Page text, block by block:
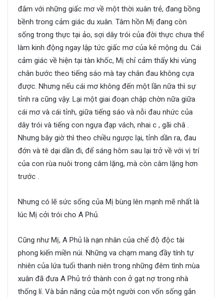
đắm với những giấc mơ về một thời xuân trẻ, đang bồng
bềnh trong cảm giác du xuân. Tâm hồn Mị đang còn
sống trong thực tại ảo, sợi dây trói của đời thực chưa thể
làm kinh động ngay lập tức giấc mơ của kẻ mộng du. Cái
cảm giác về hiện tại tàn khốc, Mị chỉ cảm thấy khi vùng
chân bước theo tiếng sáo mà tay chân đau không cựa
được. Nhưng nếu cái mơ không đến một lần nữa thì sự
tỉnh ra cũng vậy. Lại một giai đoạn chập chờn nữa giữa
cái mơ và cái tỉnh, giữa tiếng sáo và nỗi đau nhức của
dây trói và tiếng con ngựa đạp vách, nhai c , gãi châ .
Nhưng bây giờ thì theo chiều ngược lại, tỉnh dần ra, đau
đớn và tê dại dần đi, để sáng hôm sau lại trở về với vị trí
của con rùa nuôi trong câm lặng, mà còn câm lặng hơn
trước .
Nhưng có lẽ sức sống của Mị bùng lên mạnh mẽ nhất là
lúc Mị cởi trói cho A Phủ.
Cũng như Mị, A Phủ là nạn nhân của chế độ độc tài
phong kiến miền núi. Những va chạm mang đầy tính tự
nhiên của lứa tuổi thanh niên trong những đêm tình mùa
xuân đã đưa A Phủ trở thành con ở gạt nợ trong nhà
thống lí. Và bản năng của một người con vốn sống gắn